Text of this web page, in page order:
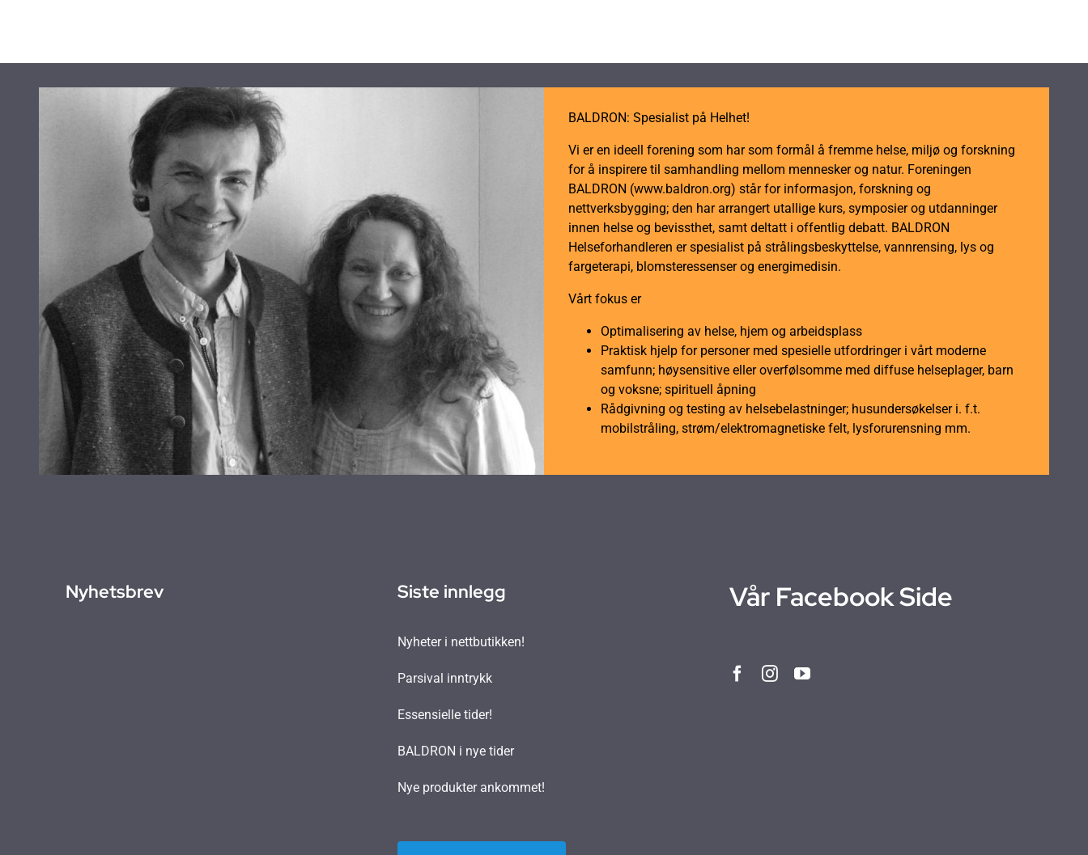
BALDRON: Spesialist på Helhet!
Vi er en ideell forening som har som formål å fremme helse, miljø og forskning
for å inspirere til samhandling mellom mennesker og natur. Foreningen
BALDRON (www.baldron.org) står for informasjon, forskning og
nettverksbygging; den har arrangert utallige kurs, symposier og utdanninger
innen helse og bevissthet, samt deltatt i offentlig debatt. BALDRON
Helseforhandleren er spesialist på strålingsbeskyttelse, vannrensing, lys og
fargeterapi, blomsteressenser og energimedisin.
Vårt fokus er
Optimalisering av helse, hjem og arbeidsplass
Praktisk hjelp for personer med spesielle utfordringer i vårt moderne
samfunn; høysensitive eller overfølsomme med diffuse helseplager, barn
og voksne; spirituell åpning
Rådgivning og testing av helsebelastninger; husundersøkelser i. f.t.
mobilstråling, strøm/elektromagnetiske felt, lysforurensning mm.
Nyhetsbrev Siste innlegg
Nyheter i nettbutikken!
Parsival inntrykk
Essensielle tider!
BALDRON i nye tider
Nye produkter ankommet!
Vår Facebook Side